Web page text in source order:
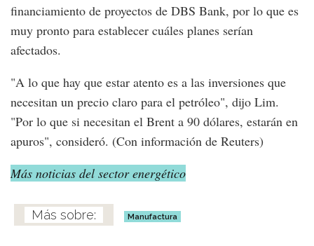
financiamiento de proyectos de DBS Bank, por lo que es
muy pronto para establecer cuáles planes serían
afectados.
"A lo que hay que estar atento es a las inversiones que
necesitan un precio claro para el petróleo", dijo Lim.
"Por lo que si necesitan el Brent a 90 dólares, estarán en
apuros", consideró. (Con información de Reuters)
Más noticias del sector energético
Manufactura